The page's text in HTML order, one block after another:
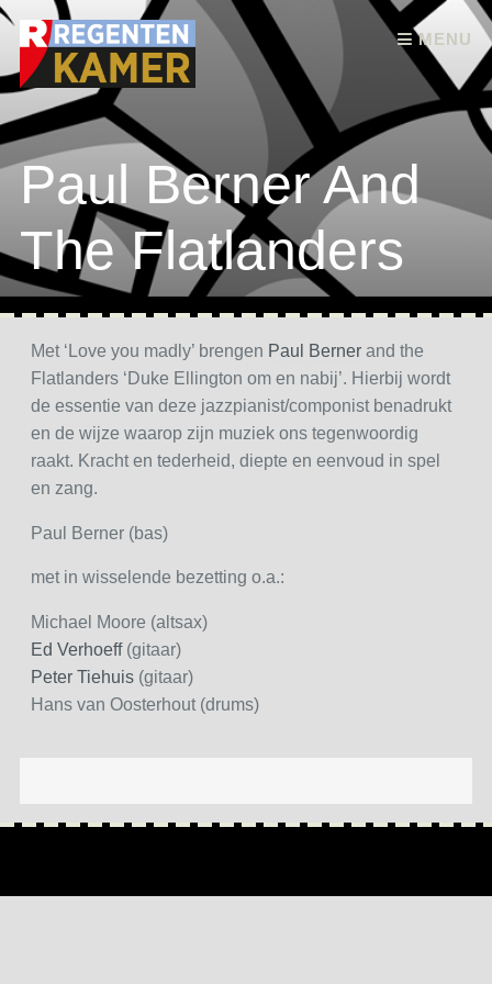
MENU
Skip to content
Paul Berner And
The Flatlanders
Met ‘Love you madly’ brengen Paul Bernerand the
Flatlanders ‘Duke Ellington om en nabij’. Hierbij wordt
de essentie van deze jazzpianist/componist benadrukt
en de wijze waarop zijn muziek ons tegenwoordig
raakt. Kracht en tederheid, diepte en eenvoud in spel
en zang.
Paul Berner (bas)
met in wisselende bezetting o.a.:
Michael Moore (altsax)
Ed Verhoeff(gitaar)
Peter Tiehuis(gitaar)
Hans van Oosterhout (drums)